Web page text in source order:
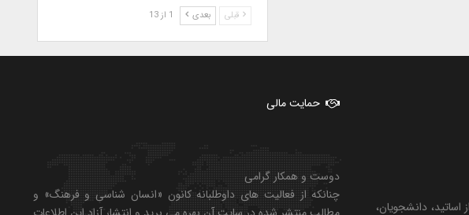
قبلی بعدی 1 از 13
دانشجویان،
حمایت مالی
دوست و همکار گرامی
چنانکه از فعالیت های داوطلبانه کانون «انسان شناسی و فرهنگ» و